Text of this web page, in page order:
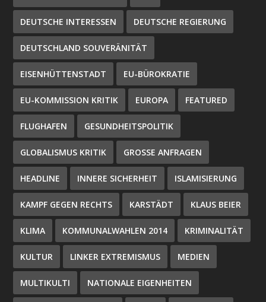
DEUTSCHE INTERESSEN DEUTSCHE REGIERUNG
DEUTSCHLAND SOUVERÄNITÄT
EISENHÜTTENSTADT EU-BÜROKRATIE
EU-KOMMISSION KRITIK EUROPA FEATURED
FLUGHAFEN GESUNDHEITSPOLITIK
GLOBALISMUS KRITIK GROSSE ANFRAGEN
HEADLINE INNERE SICHERHEIT ISLAMISIERUNG
KAMPF GEGEN RECHTS KARSTÄDT KLAUS BEIER
KLIMA KOMMUNALWAHLEN 2014 KRIMINALITÄT
KULTUR LINKER EXTREMISMUS MEDIEN
MULTIKULTI NATIONALE EIGENHEITEN